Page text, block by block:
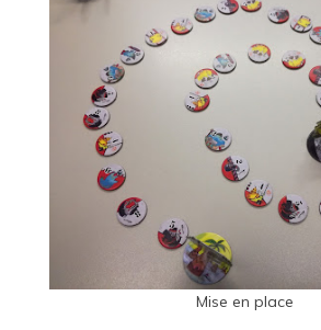
Mise en place